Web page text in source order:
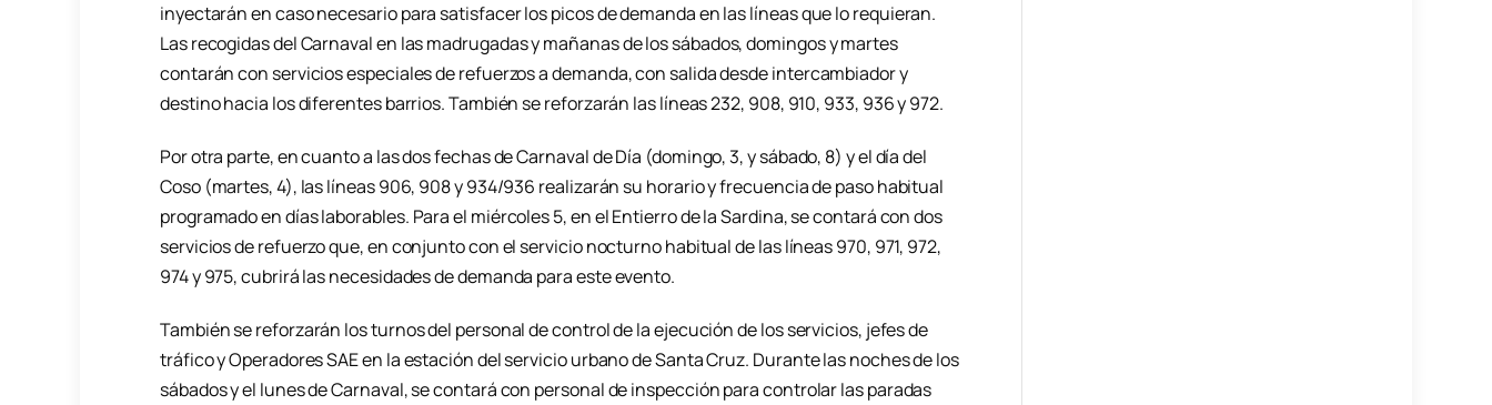
inyectarán en caso necesario para satisfacer los picos de demanda en las líneas que lo requieran.
Las recogidas del Carnaval en las madrugadas y mañanas de los sábados, domingos y martes
contarán con servicios especiales de refuerzos a demanda, con salida desde intercambiador y
destino hacia los diferentes barrios. También se reforzarán las líneas 232, 908, 910, 933, 936 y 972.
Por otra parte, en cuanto a las dos fechas de Carnaval de Día (domingo, 3, y sábado, 8) y el día del
Coso (martes, 4), las líneas 906, 908 y 934/936 realizarán su horario y frecuencia de paso habitual
programado en días laborables. Para el miércoles 5, en el Entierro de la Sardina, se contará con dos
servicios de refuerzo que, en conjunto con el servicio nocturno habitual de las líneas 970, 971, 972,
974 y 975, cubrirá las necesidades de demanda para este evento.
También se reforzarán los turnos del personal de control de la ejecución de los servicios, jefes de
tráfico y Operadores SAE en la estación del servicio urbano de Santa Cruz. Durante las noches de los
sábados y el lunes de Carnaval, se contará con personal de inspección para controlar las paradas